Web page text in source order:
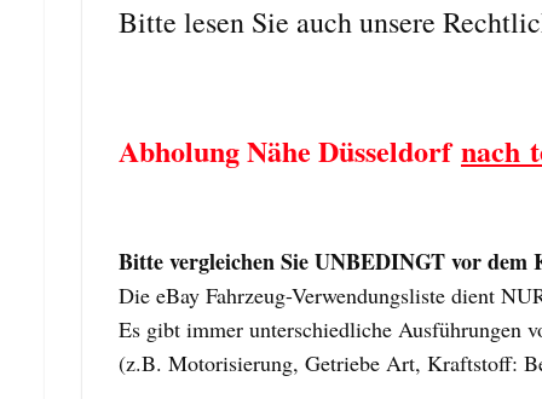
Bitte lesen Sie auch unsere
Abholung Nähe Düsseldorfnach
Bitte vergleichen Sie UNBEDINGT vor dem
Die eBay Fahrzeug-Verwendungsliste dient
Es gibt immer unterschiedliche Ausführungen
(z.B. Motorisierung, Getriebe Art, Kraftstoff: